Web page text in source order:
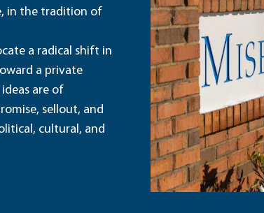
in the tradition of
a radical shift in
a private
are of
sellout, and
cultural, and